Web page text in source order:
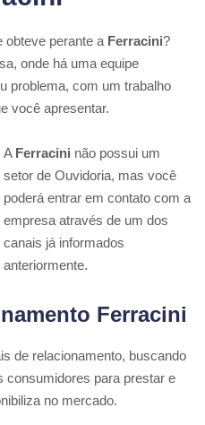
obteve perante a Ferracini?
onde há uma equipe
problema, com um trabalho
você apresentar.
A Ferracini não possui um
setor de Ouvidoria, mas você
poderá entrar em contato com a
empresa através de um dos
canais já informados
anteriormente.
Ferracini
de relacionamento, buscando
consumidores para prestar e
no mercado.